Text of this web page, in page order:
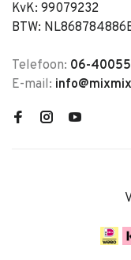
KvK: 99079232
BTW:
Telefoon: 06-
E-mail: